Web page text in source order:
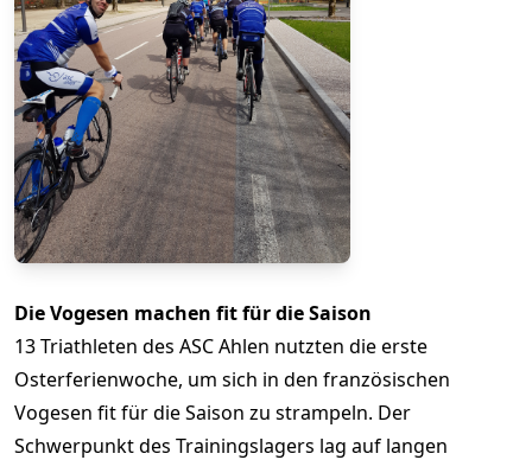
Die Vogesen machen fit für die Saison
13 Triathleten des ASC Ahlen nutzten die erste
Osterferienwoche, um sich in den französischen
Vogesen fit für die Saison zu strampeln. Der
Schwerpunkt des Trainingslagers lag auf langen